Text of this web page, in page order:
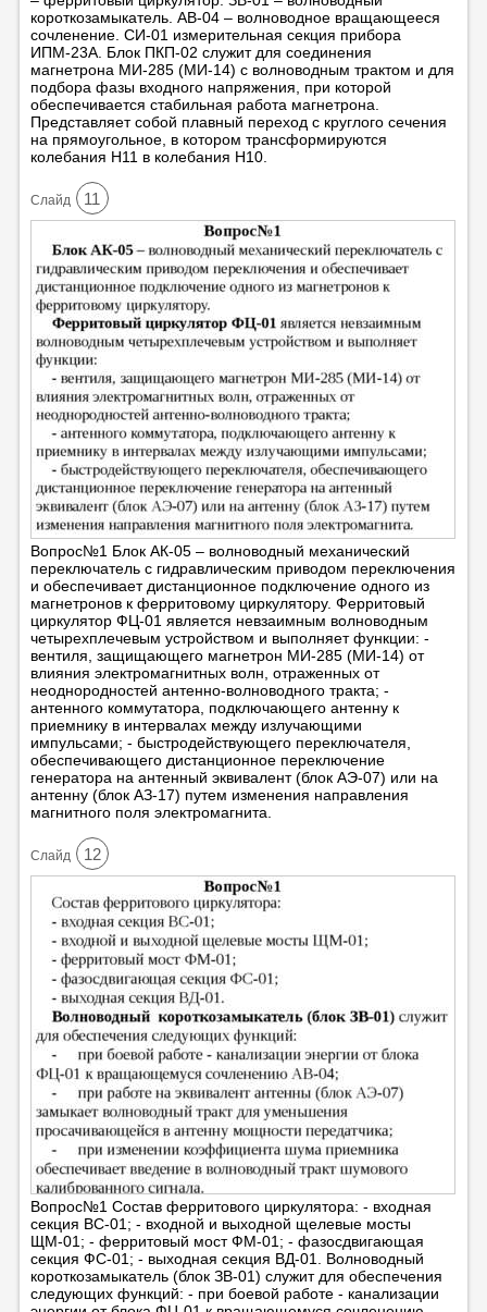
короткозамыкатель. АВ-04 – волноводное вращающееся
сочленение. СИ-01 измерительная секция прибора
ИПМ-23А. Блок ПКП-02 служит для соединения
магнетрона МИ-285 (МИ-14) с волноводным трактом и для
подбора фазы входного напряжения, при которой
обеспечивается стабильная работа магнетрона.
Представляет собой плавный переход с круглого сечения
на прямоугольное, в котором трансформируются
колебания Н11 в колебания Н10.
Cлайд 11
Вопрос№1 Блок АК-05 – волноводный механический
переключатель с гидравлическим приводом переключения
и обеспечивает дистанционное подключение одного из
магнетронов к ферритовому циркулятору. Ферритовый
циркулятор ФЦ-01 является невзаимным волноводным
четырехплечевым устройством и выполняет функции: -
вентиля, защищающего магнетрон МИ-285 (МИ-14) от
влияния электромагнитных волн, отраженных от
неоднородностей антенно-волноводного тракта; -
антенного коммутатора, подключающего антенну к
приемнику в интервалах между излучающими
импульсами; - быстродействующего переключателя,
обеспечивающего дистанционное переключение
генератора на антенный эквивалент (блок АЭ-07) или на
антенну (блок АЗ-17) путем изменения направления
магнитного поля электромагнита.
Cлайд 12
Вопрос№1 Состав ферритового циркулятора: - входная
секция ВС-01; - входной и выходной щелевые мосты
ЩМ-01; - ферритовый мост ФМ-01; - фазосдвигающая
секция ФС-01; - выходная секция ВД-01. Волноводный
короткозамыкатель (блок ЗВ-01) служит для обеспечения
следующих функций: - при боевой работе - канализации